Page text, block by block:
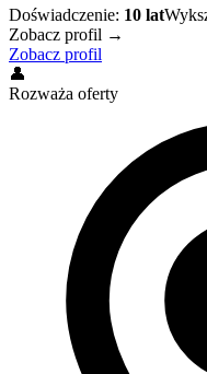
Doświadczenie: 10 lat
Zobacz profil →
Zobacz profil
👤
Rozważa oferty